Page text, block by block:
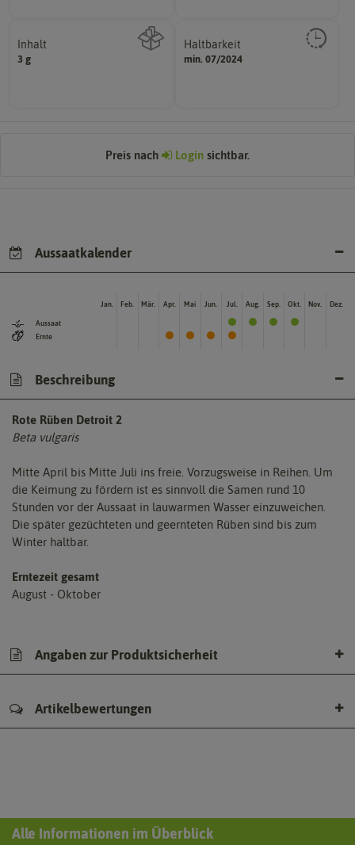
Inhalt
3 g
Haltbarkeit
min. 07/2024
und Pflanzgut sehr gut keimen
sollte.
Preis nach Login sichtbar.
Aussaatkalender
Aussaat
Ernte
Jan. Feb. Mär. Apr. Mai Jun. Jul. Aug. Sep. Okt. Nov. Dez.
Beschreibung
Rote Rüben Detroit 2
Beta vulgaris
Mitte April bis Mitte Juli ins freie. Vorzugsweise in Reihen. Um
die Keimung zu fördern ist es sinnvoll die Samen rund 10
Stunden vor der Aussaat in lauwarmen Wasser einzuweichen.
Die später gezüchteten und geernteten Rüben sind bis zum
Winter haltbar.
Erntezeit gesamt
August - Oktober
Angaben zur Produktsicherheit
Artikelbewertungen
Alle Informationen im Überblick